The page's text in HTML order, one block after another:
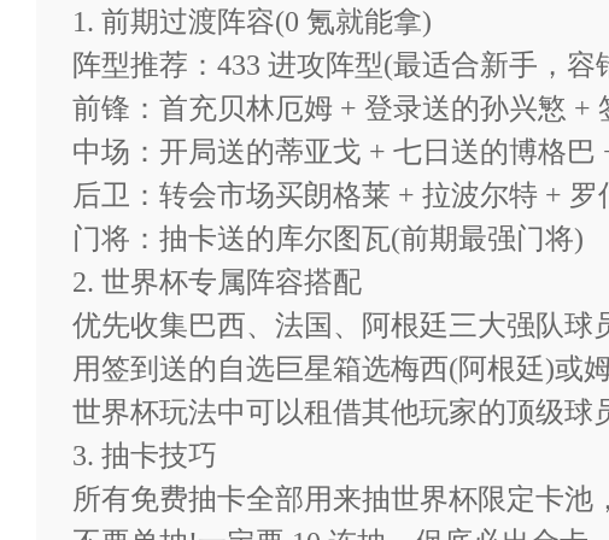
★【活跃暴富】签到送自选超级巨
★【后缀说明】游戏内充值0.1折
1. 前期过渡阵容(0 氪就能拿)
阵型推荐：433 进攻阵型(最适合新手，容
前锋：首充贝林厄姆 + 登录送的孙兴慜 +
中场：开局送的蒂亚戈 + 七日送的博格巴
后卫：转会市场买朗格莱 + 拉波尔特 +
门将：抽卡送的库尔图瓦(前期最强门将)
2. 世界杯专属阵容搭配
优先收集巴西、法国、阿根廷三大强队球
用签到送的自选巨星箱选梅西(阿根廷)或
世界杯玩法中可以租借其他玩家的顶级
3. 抽卡技巧
所有免费抽卡全部用来抽世界杯限定卡池